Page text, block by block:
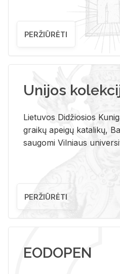
PERŽIŪRĖTI
Unijos
Lietuvos Didžiosios
graikų apeigų katalikų,
saugomi Vilniaus
PERŽIŪRĖTI
EODOPEN